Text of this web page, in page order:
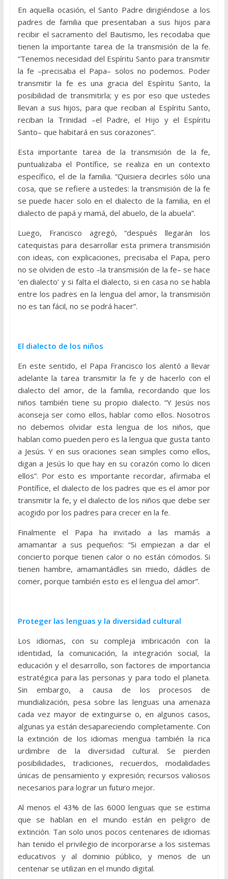
En aquella ocasión, el Santo Padre dirigiéndose a los
padres de familia que presentaban a sus hijos para
recibir el sacramento del Bautismo, les recodaba que
tienen la importante tarea de la transmisión de la fe.
“Tenemos necesidad del Espíritu Santo para transmitir
la fe –precisaba el Papa– solos no podemos. Poder
transmitir la fe es una gracia del Espíritu Santo, la
posibilidad de transmitirla; y es por eso que ustedes
llevan a sus hijos, para que reciban al Espíritu Santo,
reciban la Trinidad –el Padre, el Hijo y el Espíritu
Santo– que habitará en sus corazones”.
Esta importante tarea de la transmisión de la fe,
puntualizaba el Pontífice, se realiza en un contexto
específico, el de la familia. “Quisiera decirles sólo una
cosa, que se refiere a ustedes: la transmisión de la fe
se puede hacer solo en el dialecto de la familia, en el
dialecto de papá y mamá, del abuelo, de la abuela”.
Luego, Francisco agregó, “después llegarán los
catequistas para desarrollar esta primera transmisión
con ideas, con explicaciones, precisaba el Papa, pero
no se olviden de esto –la transmisión de la fe– se hace
‘en dialecto’ y si falta el dialecto, si en casa no se habla
entre los padres en la lengua del amor, la transmisión
no es tan fácil, no se podrá hacer”.
El dialecto de los niños
En este sentido, el Papa Francisco los alentó a llevar
adelante la tarea transmitir la fe y de hacerlo con el
dialecto del amor, de la familia, recordando que los
niños también tiene su propio dialecto. “Y Jesús nos
aconseja ser como ellos, hablar como ellos. Nosotros
no debemos olvidar esta lengua de los niños, que
hablan como pueden pero es la lengua que gusta tanto
a Jesús. Y en sus oraciones sean simples como ellos,
digan a Jesús lo que hay en su corazón como lo dicen
ellos”. Por esto es importante recordar, afirmaba el
Pontífice, el dialecto de los padres que es el amor por
transmitir la fe, y el dialecto de los niños que debe ser
acogido por los padres para crecer en la fe.
Finalmente el Papa ha invitado a las mamás a
amamantar a sus pequeños: “Si empiezan a dar el
concierto porque tienen calor o no están cómodos. Si
tienen hambre, amamantádles sin miedo, dádles de
comer, porque también esto es el lengua del amor”.
Proteger las lenguas y la diversidad cultural
Los idiomas, con su compleja imbricación con la
identidad, la comunicación, la integración social, la
educación y el desarrollo, son factores de importancia
estratégica para las personas y para todo el planeta.
Sin embargo, a causa de los procesos de
mundialización, pesa sobre las lenguas una amenaza
cada vez mayor de extinguirse o, en algunos casos,
algunas ya están desapareciendo completamente. Con
la extinción de los idiomas mengua también la rica
urdimbre de la diversidad cultural. Se pierden
posibilidades, tradiciones, recuerdos, modalidades
únicas de pensamiento y expresión; recursos valiosos
necesarios para lograr un futuro mejor.
Al menos el 43% de las 6000 lenguas que se estima
que se hablan en el mundo están en peligro de
extinción. Tan solo unos pocos centenares de idiomas
han tenido el privilegio de incorporarse a los sistemas
educativos y al dominio público, y menos de un
centenar se utilizan en el mundo digital.